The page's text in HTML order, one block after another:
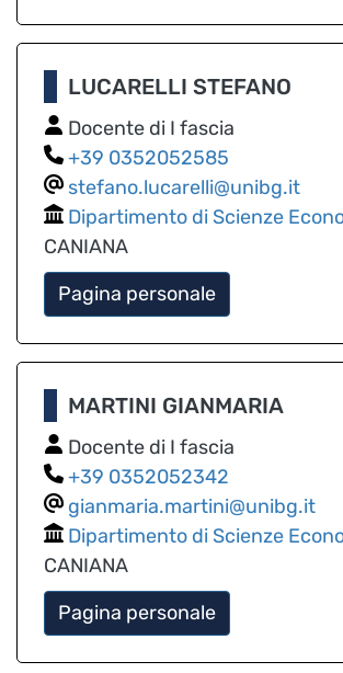
LUCARELLI STEFANO
Docente di I fascia
0352052585
stefano.lucarelli@unibg.it
Dipartimento di Scienze
CANIANA
Pagina personale
MARTINI GIANMARIA
Docente di I fascia
0352052342
gianmaria.martini@unibg.it
Dipartimento di Scienze
CANIANA
Pagina personale